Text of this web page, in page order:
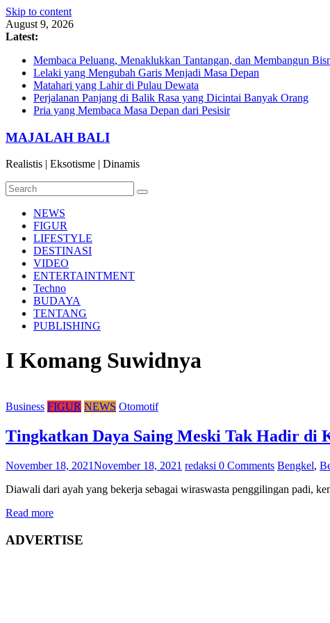
Skip to content
August 9, 2026
Latest:
Membaca Peluang, Menaklukkan Tantangan, dan Membangun
Lelaki yang Mengubah Garis Menjadi Masa Depan
Matahari yang Lahir di Pulau Dewata
Perjalanan Panjang di Balik Rasa yang Dicintai Banyak Orang
Pria yang Membaca Masa Depan dari Pesisir
MAJALAH BALI
Realistis | Eksotisme | Dinamis
NEWS
FIGUR
LIFESTYLE
DESTINASI
VIDEO
ENTERTAINTMENT
Techno
BUDAYA
TENTANG
PUBLISHING
I Komang Suwidnya
Business FIGUR NEWS Otomotif
Tingkatkan Daya Saing Meski Tak Hadir di
November 18, 2021November 18, 2021 redaksi 0 Comments Bengkel,
Diawali dari ayah yang bekerja sebagai wiraswasta penggilingan padi,
Read more
ADVERTISE